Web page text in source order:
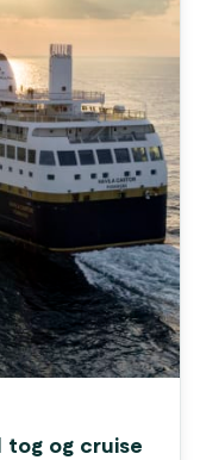
tog og cruise